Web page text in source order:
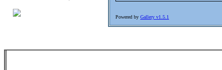
Powered by Gallery v1.5.1